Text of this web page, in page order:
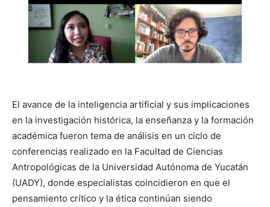
El avance de la inteligencia artificial y sus implicaciones
en la investigación histórica, la enseñanza y la formación
académica fueron tema de análisis en un ciclo de
conferencias realizado en la Facultad de Ciencias
Antropológicas de la Universidad Autónoma de Yucatán
(UADY), donde especialistas coincidieron en que el
pensamiento crítico y la ética continúan siendo